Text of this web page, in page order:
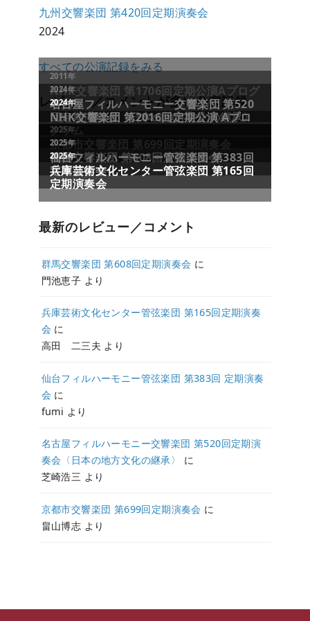
九州交響楽団 第420回定期演奏会
2024
すべての公演記録をみる
レビュー／コメントが多い公演記録
最新のレビュー／コメント
群馬交響楽団 第608回定期演奏会 に
門池恵子 より
兵庫芸術文化センター管弦楽団 第165回定期演奏
会 に
高田 二三夫 より
仙台フィルハーモニー管弦楽団 第383回 定期演奏
会 に
fumi より
名古屋フィルハーモニー交響楽団 第520回定期演
奏会〈日本の地方文化の継承〉
に
芝崎浩三 より
京都市交響楽団 第699回定期演奏会 に
畠山博志 より